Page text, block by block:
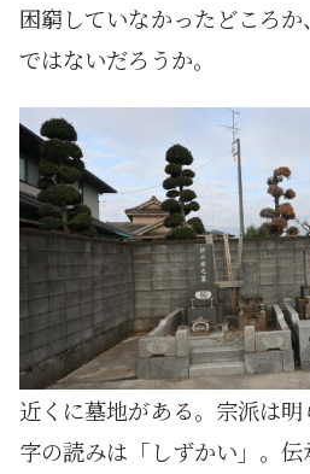
困窮していなかったどころ
ではないだろうか。
近くに墓地がある。宗派は
字の読みは「しずかい」。